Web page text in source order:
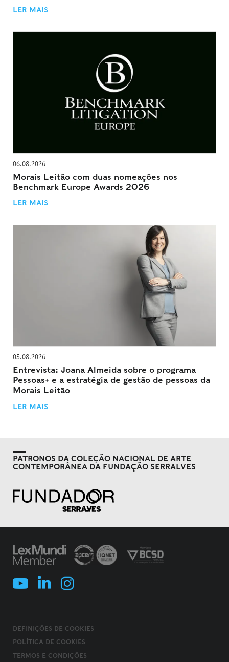
LER MAIS
06.08.2026
Morais Leitão com duas nomeações nos
Benchmark Europe Awards 2026
LER MAIS
05.08.2026
Entrevista: Joana Almeida sobre o programa
Pessoas+ e a estratégia de gestão de pessoas da
Morais Leitão
LER MAIS
PATRONOS DA COLEÇÃO NACIONAL DE ARTE
CONTEMPORÂNEA DA FUNDAÇÃO SERRALVES
DEFINIÇÕES DE COOKIES
POLÍTICA DE COOKIES
TERMOS E CONDIÇÕES